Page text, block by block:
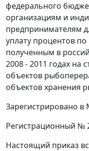
федерального
организациям и
предпринимателям
уплату процентов
полученным в
2008 - 2011 годах на
объектов
объектов хранения
Зарегистрировано в
Регистрационный №
Настоящий приказ